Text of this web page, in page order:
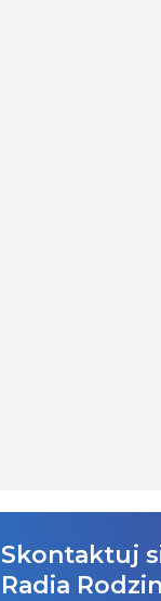
Skontaktuj
Radia